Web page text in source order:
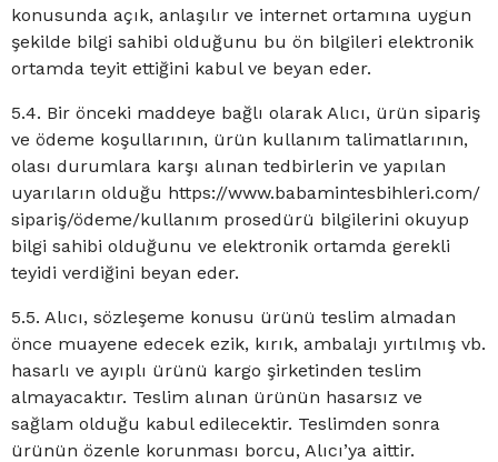
konusunda açık, anlaşılır ve internet ortamına uygun
şekilde bilgi sahibi olduğunu bu ön bilgileri elektronik
ortamda teyit ettiğini kabul ve beyan eder.
5.4. Bir önceki maddeye bağlı olarak Alıcı, ürün sipariş
ve ödeme koşullarının, ürün kullanım talimatlarının,
olası durumlara karşı alınan tedbirlerin ve yapılan
uyarıların olduğu https://www.babamintesbihleri.com/
sipariş/ödeme/kullanım prosedürü bilgilerini okuyup
bilgi sahibi olduğunu ve elektronik ortamda gerekli
teyidi verdiğini beyan eder.
5.5. Alıcı, sözleşeme konusu ürünü teslim almadan
önce muayene edecek ezik, kırık, ambalajı yırtılmış vb.
hasarlı ve ayıplı ürünü kargo şirketinden teslim
almayacaktır. Teslim alınan ürünün hasarsız ve
sağlam olduğu kabul edilecektir. Teslimden sonra
ürünün özenle korunması borcu, Alıcı’ya aittir.